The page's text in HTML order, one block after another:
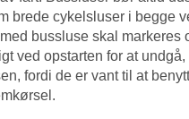
brede cykelsluser i begge
bussluse skal markeres
ved opstarten for at undgå,
fordi de er vant til at